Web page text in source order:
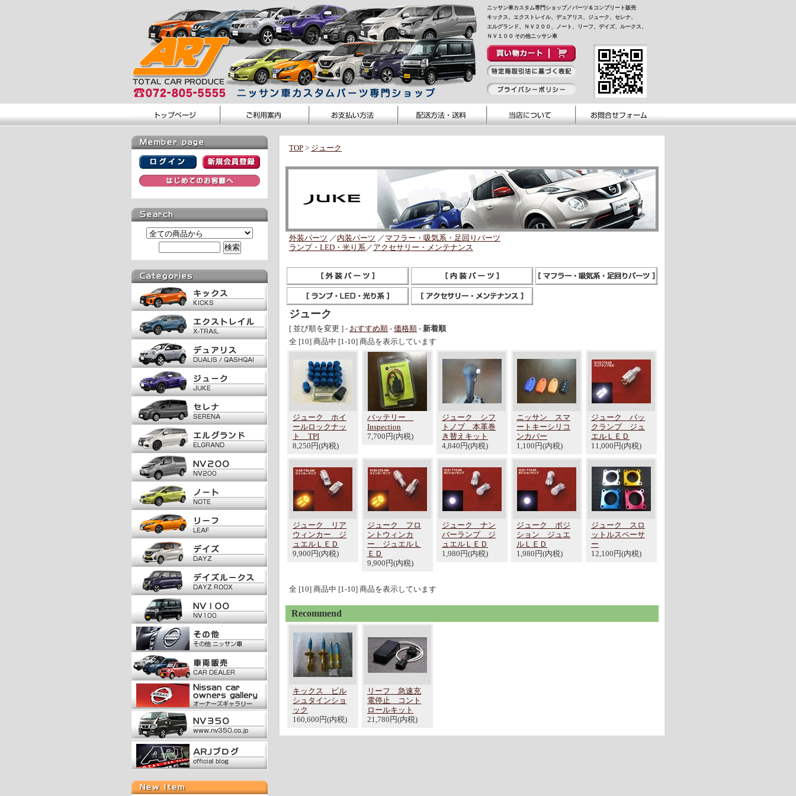
ニッサン車カスタム専門ショップ／パーツ＆コンプリート販売
キックス、エクストレイル、デュアリス、ジューク、セレナ、
エルグランド、ＮＶ２００、ノート、リーフ、デイズ、ルークス、
ＮＶ１００ その他ニッサン車
TOP > ジューク
外装パーツ ／ 内装パーツ ／ マフラー・吸気系・足回りパーツ
ランプ・LED・光り系／ アクセサリー・メンテナンス
ジューク
[ 並び順を変更 ] - おすすめ順 - 価格順 - 新着順
全 [10] 商品中 [1-10] 商品を表示しています
ジューク ホイ
ールロックナッ
ト TPI
8,250円(内税)
バッテリー
Inspection
7,700円(内税)
ジューク シフ
トノブ 本革巻
き替えキット
4,840円(内税)
ニッサン スマ
ートキーシリコ
ンカバー
1,100円(内税)
ジューク バッ
クランプ ジュ
エルＬＥＤ
11,000円(内税)
ジューク リア
ウィンカー ジ
ュエルＬＥＤ
9,900円(内税)
ジューク フロ
ントウィンカ
ー ジュエルＬ
ＥＤ
9,900円(内税)
ジューク ナン
バーランプ ジ
ュエルＬＥＤ
1,980円(内税)
ジューク ポジ
ション ジュエ
ルＬＥＤ
1,980円(内税)
ジューク スロ
ットルスペーサ
ー
12,100円(内税)
全 [10] 商品中 [1-10] 商品を表示しています
Recommend
キックス ビル
シュタインショ
ック
160,600円(内税)
リーフ 急速充
電停止 コント
ロールキット
21,780円(内税)